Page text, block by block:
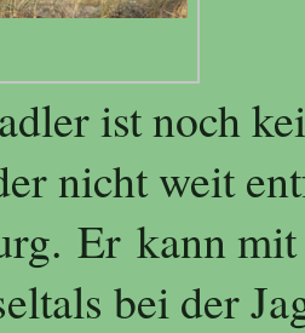
ist noch
nicht weit
Er kann mit
bei der